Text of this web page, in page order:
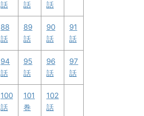
話
話
話
88
話
89
話
90
話
91
話
94
話
95
話
96
話
97
話
100
話
101
巻
102
話